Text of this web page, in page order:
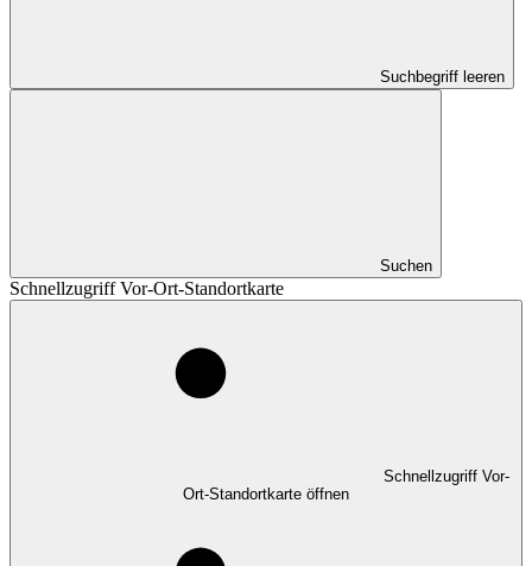
Suchbegriff leeren
Suchen
Schnellzugriff Vor-Ort-Standortkarte
Schnellzugriff Vor-
Ort-Standortkarte öffnen